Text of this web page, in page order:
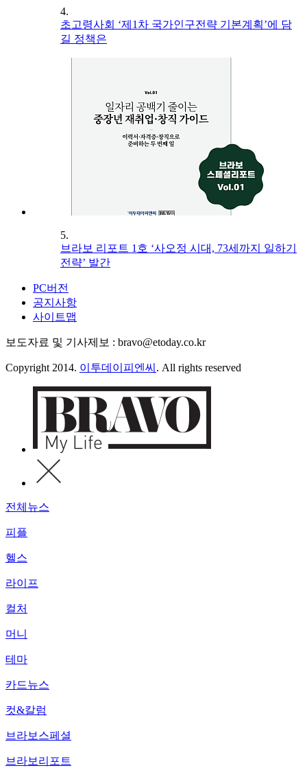
4.
초고령사회 ‘제1차 국가인구전략 기본계획’에 담
길 정책은
5.
브라보 리포트 1호 ‘사오정 시대, 73세까지 일하기
전략’ 발간
PC버전
공지사항
사이트맵
보도자료 및 기사제보 : bravo@etoday.co.kr
Copyright 2014. 이투데이피엔씨 . All rights reserved
전체뉴스
피플
헬스
라이프
컬처
머니
테마
카드뉴스
컷&칼럼
브라보스페셜
브라보리포트